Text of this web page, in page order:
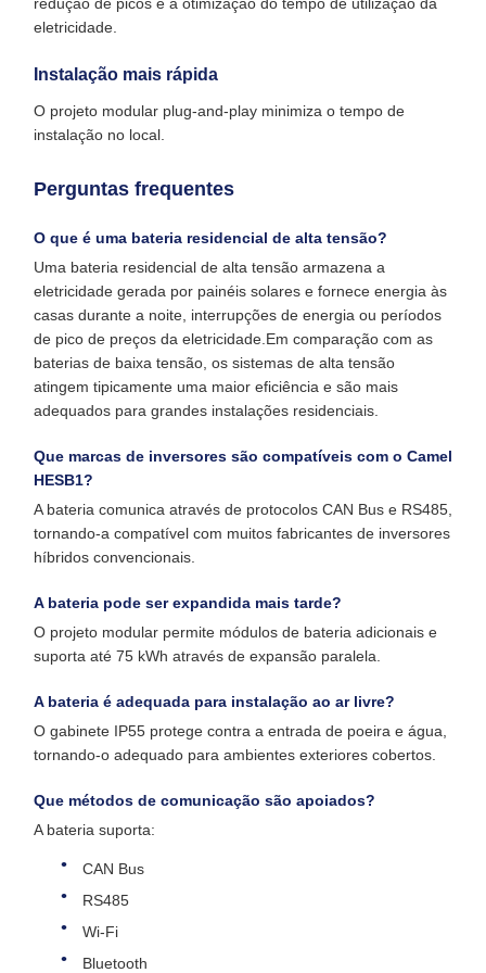
eletricidade.
Instalação mais rápida
O projeto modular plug-and-play minimiza o tempo de
instalação no local.
Perguntas frequentes
O que é uma bateria residencial de alta tensão?
Uma bateria residencial de alta tensão armazena a
eletricidade gerada por painéis solares e fornece energia às
casas durante a noite, interrupções de energia ou períodos
de pico de preços da eletricidade.Em comparação com as
baterias de baixa tensão, os sistemas de alta tensão
atingem tipicamente uma maior eficiência e são mais
adequados para grandes instalações residenciais.
Que marcas de inversores são compatíveis com o Camel
HESB1?
A bateria comunica através de protocolos CAN Bus e RS485,
tornando-a compatível com muitos fabricantes de inversores
híbridos convencionais.
A bateria pode ser expandida mais tarde?
O projeto modular permite módulos de bateria adicionais e
suporta até 75 kWh através de expansão paralela.
A bateria é adequada para instalação ao ar livre?
O gabinete IP55 protege contra a entrada de poeira e água,
tornando-o adequado para ambientes exteriores cobertos.
Que métodos de comunicação são apoiados?
A bateria suporta:
CAN Bus
RS485
Wi-Fi
Bluetooth